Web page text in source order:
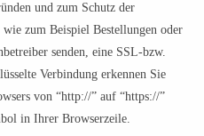
und zum Schutz der
zum Beispiel Bestellungen oder
senden, eine SSL-bzw.
Verbindung erkennen Sie
von “http://” auf “https://”
in Ihrer Browserzeile.